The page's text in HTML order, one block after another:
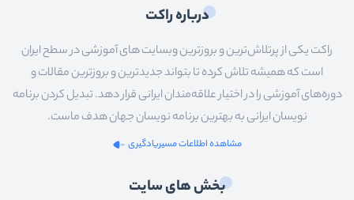
درباره راکت
راکت یکی از پرتلاش‌ترین و بروزترین وبسایت های آموزشی در سطح ایران
است که همیشه تلاش کرده تا بتواند جدیدترین و بروزترین مقالات و
دوره‌های آموزشی را در اختیار علاقه‌مندان ایرانی قرار دهد. تبدیل کردن برنامه
نویسان ایرانی به بهترین برنامه نویسان جهان هدف ماست.
مشاهده اطلاعات مسیریادگیری
بخش های سایت